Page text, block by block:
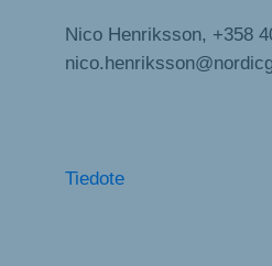
Nico Henriksson, +358
Tiedote